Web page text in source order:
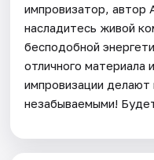
импровизатор, автор
насладитесь живой
бесподобной
отличного материала
импровизации делают
незабываемыми!